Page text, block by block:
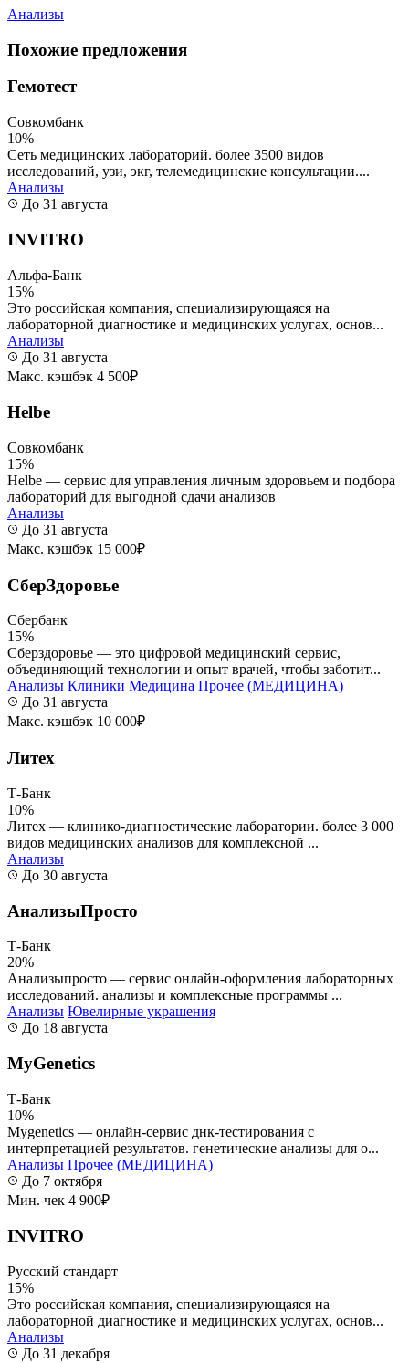
Анализы
Похожие предложения
Гемотест
Совкомбанк
10%
Сеть медицинских лабораторий. более 3500 видов
исследований, узи, экг, телемедицинские консультации....
Анализы
До 31 августа
INVITRO
Альфа-Банк
15%
Это российская компания, специализирующаяся на
лабораторной диагностике и медицинских услугах, основ...
Анализы
До 31 августа
Макс. кэшбэк 4 500₽
Helbe
Совкомбанк
15%
Helbe — сервис для управления личным здоровьем и подбора
лабораторий для выгодной сдачи анализов
Анализы
До 31 августа
Макс. кэшбэк 15 000₽
СберЗдоровье
Сбербанк
15%
Сберздоровье — это цифровой медицинский сервис,
объединяющий технологии и опыт врачей, чтобы заботит...
Анализы Клиники Медицина Прочее (МЕДИЦИНА)
До 31 августа
Макс. кэшбэк 10 000₽
Литех
Т-Банк
10%
Литех — клинико‑диагностические лаборатории. более 3 000
видов медицинских анализов для комплексной ...
Анализы
До 30 августа
АнализыПросто
Т-Банк
20%
Анализыпросто — сервис онлайн-оформления лабораторных
исследований. анализы и комплексные программы ...
Анализы Ювелирные украшения
До 18 августа
MyGenetics
Т-Банк
10%
Mygenetics — онлайн-сервис днк-тестирования с
интерпретацией результатов. генетические анализы для о...
Анализы Прочее (МЕДИЦИНА)
До 7 октября
Мин. чек 4 900₽
INVITRO
Русский стандарт
15%
Это российская компания, специализирующаяся на
лабораторной диагностике и медицинских услугах, основ...
Анализы
До 31 декабря